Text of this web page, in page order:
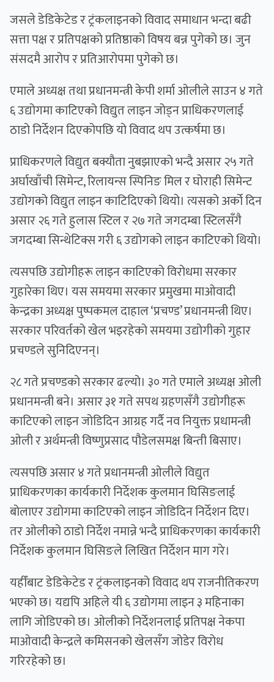
जसले डेडिकेटेड र ट्रंकलाइनको विवाद समाधान भन्दा बढी
सत्ता पक्ष र प्रतिपक्षको प्रतिष्ठाको विषय बन्न पुगेको छ। जुन
संसदमै आरोप र प्रतिआरोपमा पुगेको छ।
एमाले अध्यक्ष तथा प्रधानमन्त्री केपी शर्मा ओलीले साउन ४ गते
६ उद्योगमा काटिएको विद्युत लाइन जोड्न प्राधिकरणलाई
ठाडो निर्देशनदिएकोपछि यो विवाद थप उत्कर्षमा छ।
प्राधिकरणले विद्युत बक्यौता नुबझाएको भन्दै असार २५ गते
अर्घाखाँची सिमेन्ट, रिलायन्स स्पिनिङ मिल र घोराही सिमेन्ट
उद्योगको विद्युत लाइन काटिदिएको थियो। त्यसको अर्को दिन
असार २६ गते हुलास स्टिल र २७ गते जगदम्बा स्टिलसँगै
जगदम्बा सिन्थेटिक्स गरी ६ उद्योगको लाइन काटिएको थियो।
त्यसपछि उद्योगीहरू लाइन काटिएको विरोधमा सरकार
गुहारेका थिए। यस समयमा सरकार प्रमुखमा माओवादी
केन्द्रका अध्यक्ष पुष्पकमल दाहाल ‘प्रचण्ड’ प्रधानमन्त्री थिए।
सरकार परिवर्तको खेल भइरहेको समयमा उद्योगीको गुहार
प्रचण्डले सुनिदिएनन्।
२८ गते प्रचण्डको सरकार ढल्यो। ३० गते एमाले अध्यक्ष ओली
प्रधानमन्त्री बने। असार ३१ गते सपथ ग्रहणसँगै उद्योगीहरू
काटिएको लाइन जोडिदिन आग्रह गर्दै नव नियुक्त प्रधामन्त्री
ओली र अर्थमन्त्री विष्णुप्रसाद पौडेलसमक्ष बिन्ती बिसाए।
त्यसपछि असार ४ गते प्रधानमन्त्री ओलीले विद्युत
प्राधिकरणका कार्यकारी निर्देशक कुलमान घिसिङलाई
बोलाएर उद्योगमा काटिएको लाइन जोडिदिन निर्देशन दिए।
तर ओलीको ठाडो निर्देश नमान्ने भन्दै प्राधिकरणका कार्यकारी
निर्देशक कुलमान घिसिङले लिखित निर्देशन माग गरे।
यहीँबाट डेडिकेटेड र ट्रंकलाइनको विवाद थप राजनीतिकरण
भएको छ। यद्यपि अहिले यी ६ उद्योगमा लाइन ३ महिनाका
लागि जोडिएको छ। ओलीको निर्देशनलाई प्रतिपक्ष नेकपा
माओवादी केन्द्रले कमिसनको खेलसँग जोडेर विरोध
गरिरहेको छ।